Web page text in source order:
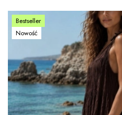
Bestseller
Nowość